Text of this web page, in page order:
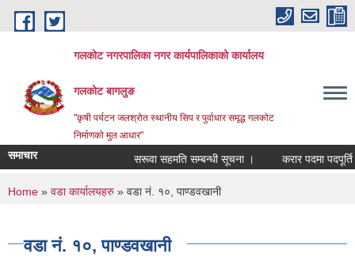
Skip to main content
गलकोट नगरपालिका नगर कार्यपालिकाको कार्यालय
गलकोट बागलुङ
"कृषी पर्यटन जलश्रोत स्थानीय सिप र पुर्वाधार समृद्ध गलकोट
निर्माणको मुल आधार"
समाचार सरूवा सहमति सम्बन्धी सूचना । करार पदमा पदपूर्ति
You are here
Home » वडा कार्यालयहरु » वडा नं. १०, पाण्डवखानी
वडा नं. १०, पाण्डवखानी